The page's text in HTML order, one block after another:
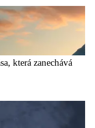
která zanechává